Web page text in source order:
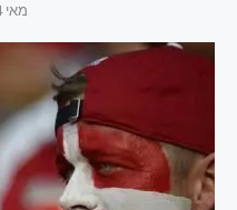
מאי 24, 2025